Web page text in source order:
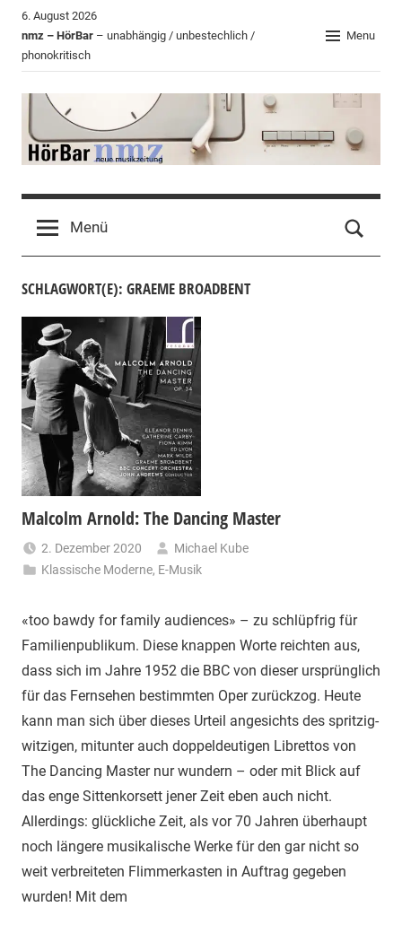
Zum
Inhalt
springen
6. August 2026
nmz – HörBar – unabhängig / unbestechlich /
phonokritisch
Menu
HörBar
der
nmz
Menü
SCHLAGWORT(E): GRAEME BROADBENT
Malcolm Arnold: The Dancing Master
2. Dezember 2020
Michael Kube
Klassische Moderne, E-Musik
«too bawdy for family audiences» – zu schlüpfrig für
Familienpublikum. Diese knappen Worte reichten aus,
dass sich im Jahre 1952 die BBC von dieser ursprünglich
für das Fernsehen bestimmten Oper zurückzog. Heute
kann man sich über dieses Urteil angesichts des spritzig-
witzigen, mitunter auch doppeldeutigen Librettos von
The Dancing Master nur wundern – oder mit Blick auf
das enge Sittenkorsett jener Zeit eben auch nicht.
Allerdings: glückliche Zeit, als vor 70 Jahren überhaupt
noch längere musikalische Werke für den gar nicht so
weit verbreiteten Flimmerkasten in Auftrag gegeben
wurden! Mit dem